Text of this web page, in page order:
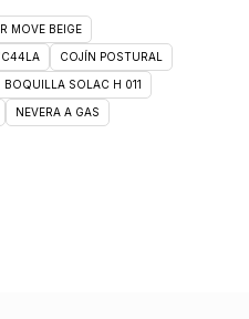
MOVE BEIGE
COJÍN POSTURAL
BOQUILLA SOLAC H 011
NEVERA A GAS